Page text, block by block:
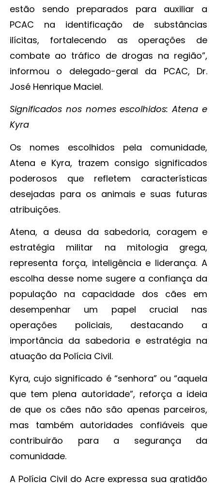
estão sendo preparados para auxiliar a
PCAC na identificação de substâncias
ilícitas, fortalecendo as operações de
combate ao tráfico de drogas na região”,
informou o delegado-geral da PCAC, Dr.
José Henrique Maciel.
Significados nos nomes escolhidos: Atena e
Kyra
Os nomes escolhidos pela comunidade,
Atena e Kyra, trazem consigo significados
poderosos que refletem características
desejadas para os animais e suas futuras
atribuições.
Atena, a deusa da sabedoria, coragem e
estratégia militar na mitologia grega,
representa força, inteligência e liderança. A
escolha desse nome sugere a confiança da
população na capacidade dos cães em
desempenhar um papel crucial nas
operações policiais, destacando a
importância da sabedoria e estratégia na
atuação da Polícia Civil.
Kyra, cujo significado é “senhora” ou “aquela
que tem plena autoridade”, reforça a ideia
de que os cães não são apenas parceiros,
mas também autoridades confiáveis que
contribuirão para a segurança da
comunidade.
A Polícia Civil do Acre expressa sua gratidão